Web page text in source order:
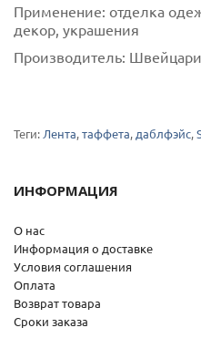
Применение: отделка
декор, украшения
Производитель:
Теги: Лента,таффета, даблфэйс,
ИНФОРМАЦИЯ
О нас
Информация о доставке
Условия соглашения
Оплата
Возврат товара
Сроки заказа